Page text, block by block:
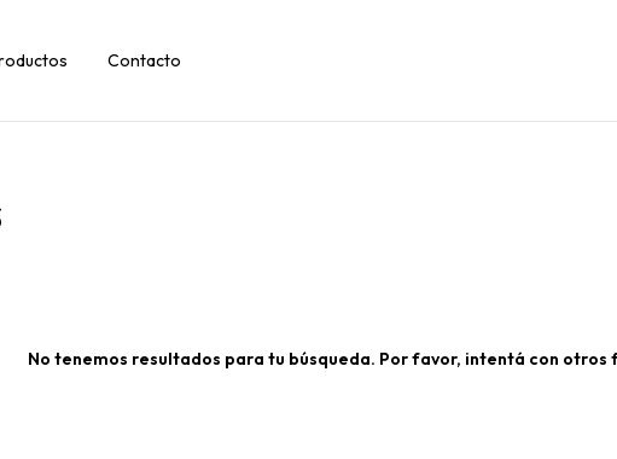
Contacto
No tenemos resultados para tu búsqueda. Por favor, intentá con otros